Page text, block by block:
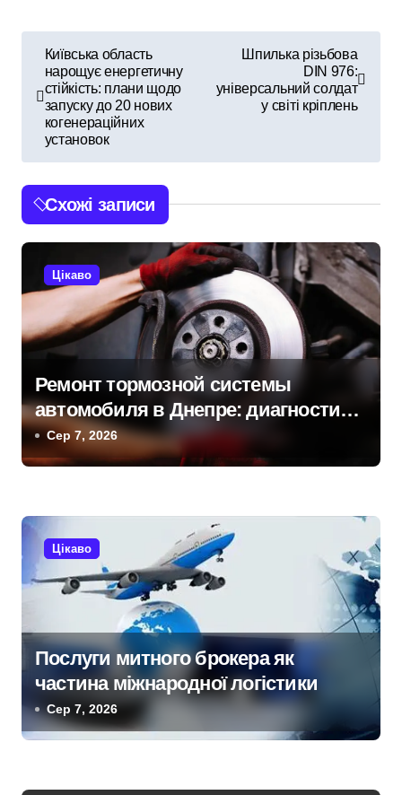
і
г
а
і
я
а
п
с
і
в
Київська область
нарощує енергетичну
стійкість: плани щодо
запуску до 20 нових
когенераційних
установок
Шпилька різьбова
DIN 976:
універсальний солдат
у світі кріплень
Схожі записи
Цікаво
Ремонт тормозной системы
автомобиля в Днепре: диагностика,
обслуживание и замена деталей
Сер 7, 2026
Цікаво
Послуги митного брокера як
частина міжнародної логістики
Сер 7, 2026